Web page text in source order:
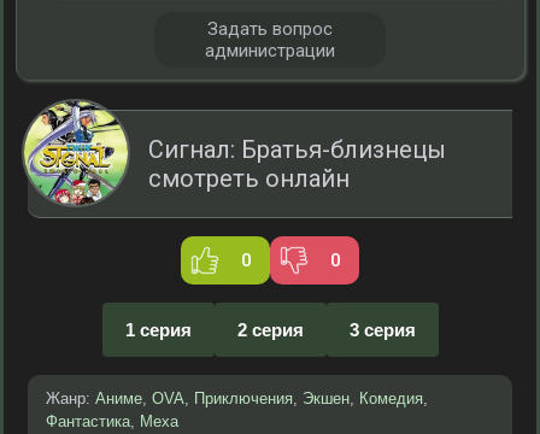
Сигнал: Братья-близнецы
смотреть онлайн
0 0
1 серия 2 серия 3 серия
Жанр: Аниме, OVA, Приключения, Экшен, Комедия,
Фантастика, Меха
Задать вопрос
администрации